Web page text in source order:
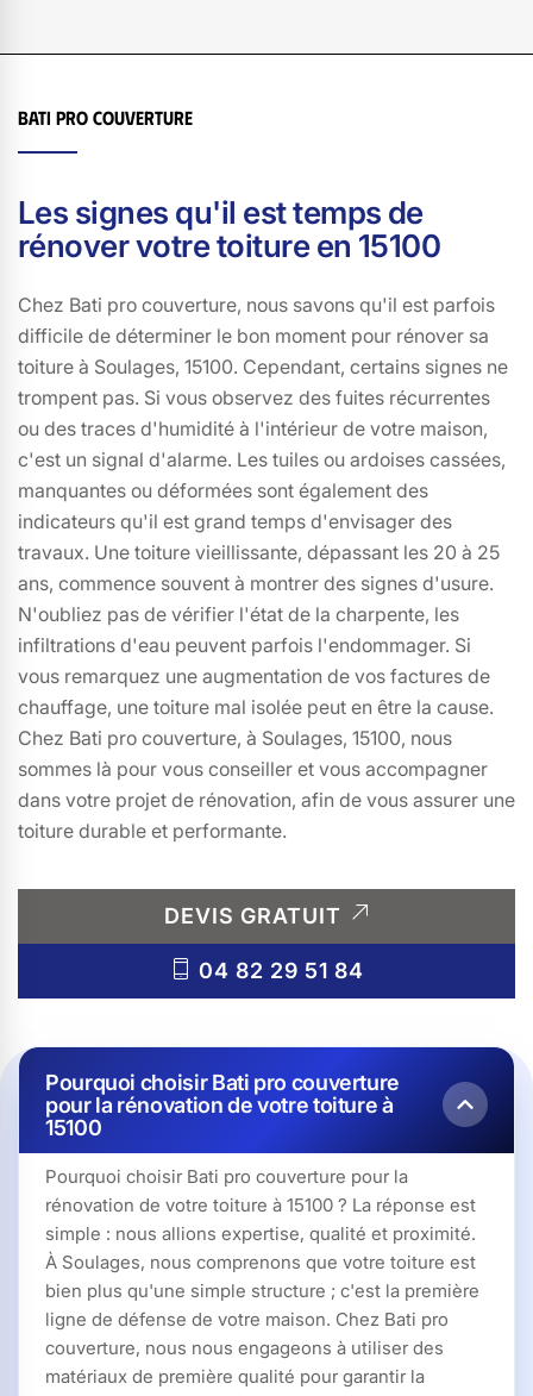
aujourd'hui pour un devis personnalisé et découvrez
comment nous pouvons transformer votre toiture en un
Bati pro couverture
Les signes qu'il est temps de
rénover votre toiture en 15100
Chez Bati pro couverture, nous savons qu'il est parfois
difficile de déterminer le bon moment pour rénover sa
toiture à Soulages, 15100. Cependant, certains signes ne
trompent pas. Si vous observez des fuites récurrentes
ou des traces d'humidité à l'intérieur de votre maison,
c'est un signal d'alarme. Les tuiles ou ardoises cassées,
manquantes ou déformées sont également des
indicateurs qu'il est grand temps d'envisager des
travaux. Une toiture vieillissante, dépassant les 20 à 25
ans, commence souvent à montrer des signes d'usure.
N'oubliez pas de vérifier l'état de la charpente, les
infiltrations d'eau peuvent parfois l'endommager. Si
vous remarquez une augmentation de vos factures de
chauffage, une toiture mal isolée peut en être la cause.
Chez Bati pro couverture, à Soulages, 15100, nous
sommes là pour vous conseiller et vous accompagner
dans votre projet de rénovation, afin de vous assurer une
toiture durable et performante.
DEVIS GRATUIT
04 82 29 51 84
Pourquoi choisir Bati pro couverture
pour la rénovation de votre toiture à
15100
Pourquoi choisir Bati pro couverture pour la
rénovation de votre toiture à 15100 ? La réponse est
simple : nous allions expertise, qualité et proximité.
À Soulages, nous comprenons que votre toiture est
bien plus qu'une simple structure ; c'est la première
ligne de défense de votre maison. Chez Bati pro
couverture, nous nous engageons à utiliser des
matériaux de première qualité pour garantir la